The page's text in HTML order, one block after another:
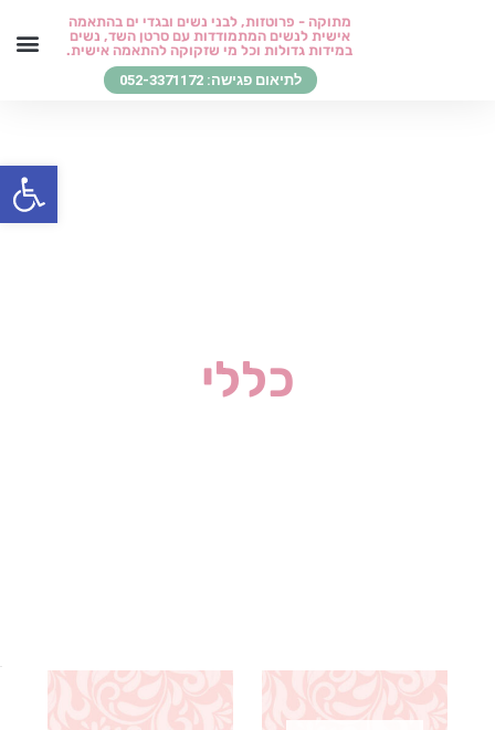
מתוקה - פרוטזות, לבני נשים ובגדי ים בהתאמה
אישית לנשים המתמודדות עם סרטן השד, נשים
במידות גדולות וכל מי שזקוקה להתאמה אישית.
לתיאום פגישה: 052-3371172
כללי
פתח